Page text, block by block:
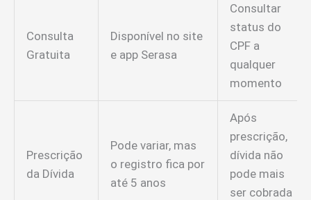
Consulta
Gratuita
Disponível no site
e app Serasa
Consultar
status do
CPF a
qualquer
momento
Prescrição
da Dívida
Pode variar, mas
o registro fica por
até 5 anos
Após
prescrição,
dívida não
pode mais
ser cobrada